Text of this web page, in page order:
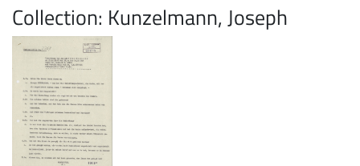
Collection: Kunzelmann, Joseph